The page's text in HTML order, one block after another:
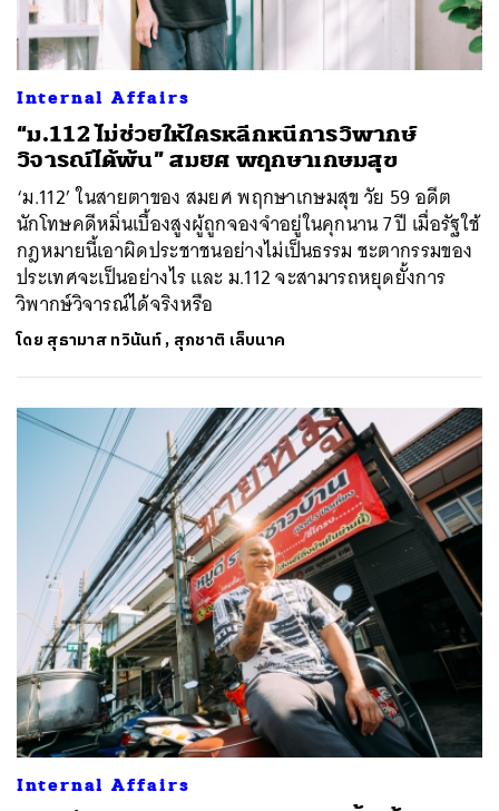
Internal Affairs
“ม.112 ไม่ช่วยให้ใครหลีกหนีการวิพากษ์
วิจารณ์ได้พ้น” สมยศ พฤกษาเกษมสุข
‘ม.112’ ในสายตาของ สมยศ พฤกษาเกษมสุข วัย 59 อดีต
นักโทษคดีหมิ่นเบื้องสูงผู้ถูกจองจำอยู่ในคุกนาน 7 ปี เมื่อรัฐใช้
กฎหมายนี้เอาผิดประชาชนอย่างไม่เป็นธรรม ชะตากรรมของ
ประเทศจะเป็นอย่างไร และ ม.112 จะสามารถหยุดยั้งการ
วิพากษ์วิจารณ์ได้จริงหรือ
โดย สุธามาส ทวินันท์, สุภชาติ เล็บนาค
Internal Affairs
ค้นหา
SHARE